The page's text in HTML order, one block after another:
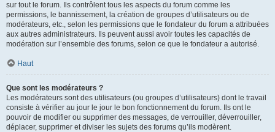
sur tout le forum. Ils contrôlent tous les aspects du forum comme les
permissions, le bannissement, la création de groupes d’utilisateurs ou de
modérateurs, etc., selon les permissions que le fondateur du forum a attribuées
aux autres administrateurs. Ils peuvent aussi avoir toutes les capacités de
modération sur l’ensemble des forums, selon ce que le fondateur a autorisé.
Haut
Que sont les modérateurs ?
Les modérateurs sont des utilisateurs (ou groupes d’utilisateurs) dont le travail
consiste à vérifier au jour le jour le bon fonctionnement du forum. Ils ont le
pouvoir de modifier ou supprimer des messages, de verrouiller, déverrouiller,
déplacer, supprimer et diviser les sujets des forums qu’ils modèrent.